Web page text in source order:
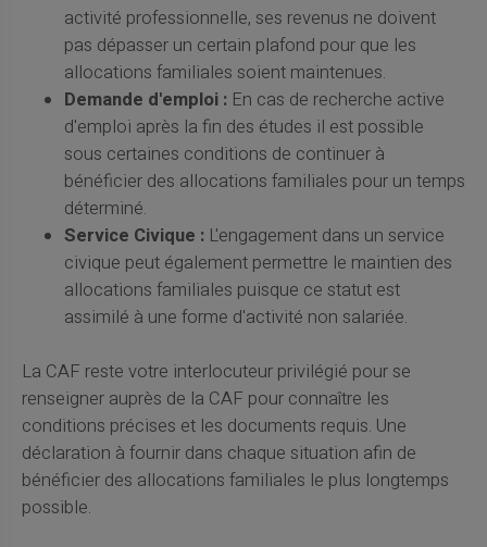
activité professionnelle, ses revenus ne doivent
pas dépasser un certain plafond pour que les
allocations familiales soient maintenues.
Demande d'emploi : En cas de recherche active
d'emploi après la fin des études il est possible
sous certaines conditions de continuer à
bénéficier des allocations familiales pour un temps
déterminé.
Service Civique : L'engagement dans un service
civique peut également permettre le maintien des
allocations familiales puisque ce statut est
assimilé à une forme d'activité non salariée.
La CAF reste votre interlocuteur privilégié pour se
renseigner auprès de la CAF pour connaître les
conditions précises et les documents requis. Une
déclaration à fournir dans chaque situation afin de
bénéficier des allocations familiales le plus longtemps
possible.